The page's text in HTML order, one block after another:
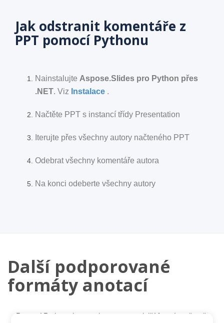
Jak odstranit komentáře z
PPT pomocí Pythonu
Nainstalujte Aspose.Slides pro Python přes
.NET. Viz Instalace .
Načtěte PPT s instancí třídy Presentation
Iterujte přes všechny autory načteného PPT
Odebrat všechny komentáře autora
Na konci odeberte všechny autory
Další podporované
formáty anotací
Pomocí Pythonu lze snadno anotovat další formáty včetně.